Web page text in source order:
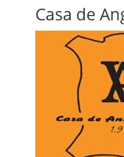
Casa de